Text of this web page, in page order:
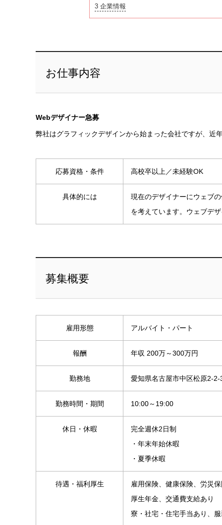
3企業情報
お仕事内容
Webデザイナー急募
弊社はグラフィックデザインから始まった会社ですが、近
応募資格・条件 高校卒以上／未経験OK
具体的には
現在のデザイナーにウェブ
を考えています。ウェブデ
募集概要
雇用形態 アルバイト・パート
報酬 年収 200万～300万円
勤務地 愛知県名古屋市中区松原2-2-
勤務時間・期間 10:00～19:00
休日・休暇
完全週休2日制
・年末年始休暇
・夏季休暇
待遇・福利厚生
雇用保険、健康保険、労災
厚生年金、交通費支給あり
寮・社宅・住宅手当あり、